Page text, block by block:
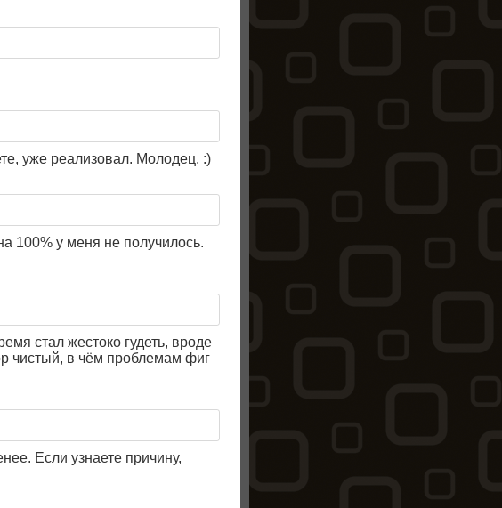
уже реализовал. Молодец. :)
100% у меня не получилось.
стал жестоко гудеть, вроде
чистый, в чём проблемам фиг
Если узнаете причину,